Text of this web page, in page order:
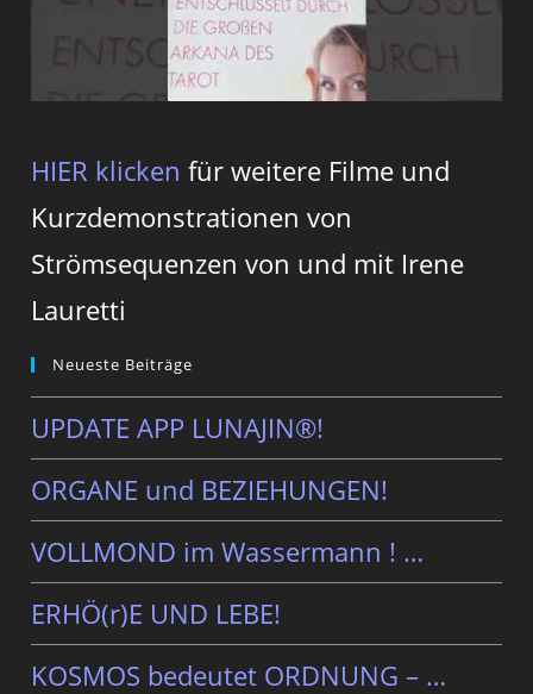
HIER klicken für weitere Filme und
Kurzdemonstrationen von
Strömsequenzen von und mit Irene
Lauretti
Neueste Beiträge
UPDATE APP LUNAJIN®!
ORGANE und BEZIEHUNGEN!
VOLLMOND im Wassermann ! …
ERHÖ(r)E UND LEBE!
KOSMOS bedeutet ORDNUNG – …